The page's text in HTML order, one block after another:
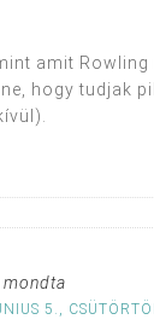
amit Rowling
hogy tudjak
mondta
5.,